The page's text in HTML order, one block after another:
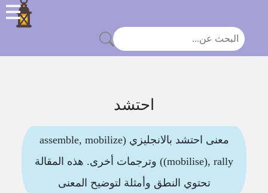
احتشد
معنى احتشد بالانجليزي (assemble, mobilize
(mobilise), rally) وترجمات أخرى. هذه المقالة
تحتوي النطق وأمثلة لتوضيح المعنى